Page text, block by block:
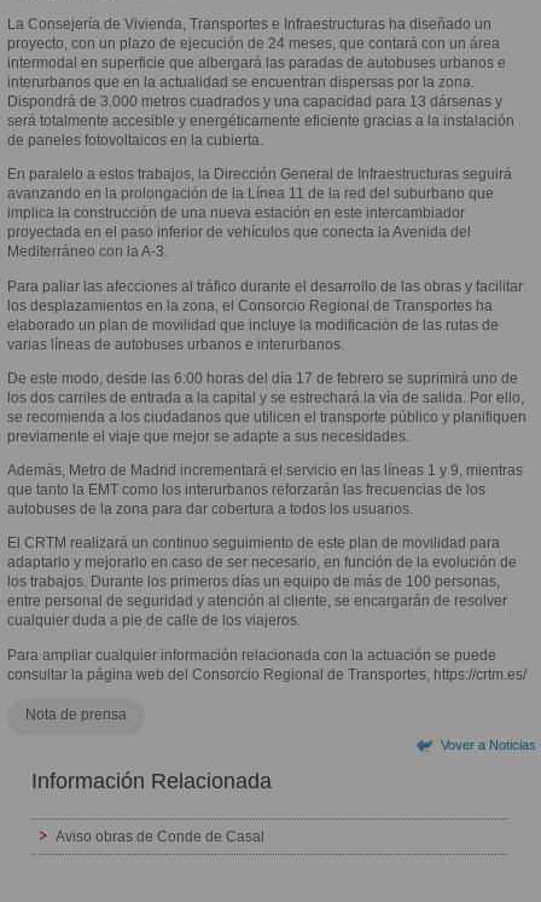
La Consejería de Vivienda, Transportes e Infraestructuras ha diseñado un
proyecto, con un plazo de ejecución de 24 meses, que contará con un área
intermodal en superficie que albergará las paradas de autobuses urbanos e
interurbanos que en la actualidad se encuentran dispersas por la zona.
Dispondrá de 3.000 metros cuadrados y una capacidad para 13 dársenas y
será totalmente accesible y energéticamente eficiente gracias a la instalación
de paneles fotovoltaicos en la cubierta.
En paralelo a estos trabajos, la Dirección General de Infraestructuras seguirá
avanzando en la prolongación de la Línea 11 de la red del suburbano que
implica la construcción de una nueva estación en este intercambiador
proyectada en el paso inferior de vehículos que conecta la Avenida del
Mediterráneo con la A-3.
Para paliar las afecciones al tráfico durante el desarrollo de las obras y facilitar
los desplazamientos en la zona, el Consorcio Regional de Transportes ha
elaborado un plan de movilidad que incluye la modificación de las rutas de
varias líneas de autobuses urbanos e interurbanos.
De este modo, desde las 6:00 horas del día 17 de febrero se suprimirá uno de
los dos carriles de entrada a la capital y se estrechará la vía de salida. Por ello,
se recomienda a los ciudadanos que utilicen el transporte público y planifiquen
previamente el viaje que mejor se adapte a sus necesidades.
Además, Metro de Madrid incrementará el servicio en las líneas 1 y 9, mientras
que tanto la EMT como los interurbanos reforzarán las frecuencias de los
autobuses de la zona para dar cobertura a todos los usuarios.
El CRTM realizará un continuo seguimiento de este plan de movilidad para
adaptarlo y mejorarlo en caso de ser necesario, en función de la evolución de
los trabajos. Durante los primeros días un equipo de más de 100 personas,
entre personal de seguridad y atención al cliente, se encargarán de resolver
cualquier duda a pie de calle de los viajeros.
Para ampliar cualquier información relacionada con la actuación se puede
consultar la página web del Consorcio Regional de Transportes, https://crtm.es/
Nota de prensa
Vover a Noticias
Información Relacionada
Aviso obras de Conde de Casal